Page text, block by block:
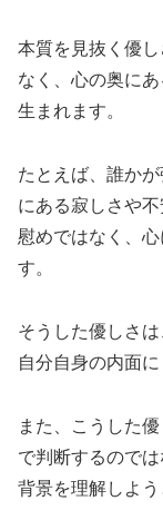
本質を見抜く優
なく、心の奥に
生まれます。
たとえば、誰か
にある寂しさや
慰めではなく、
す。
そうした優しさ
自分自身の内面
また、こうした
で判断するので
背景を理解しよう